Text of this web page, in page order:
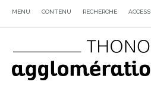
MENU CONTENU RECHERCHE